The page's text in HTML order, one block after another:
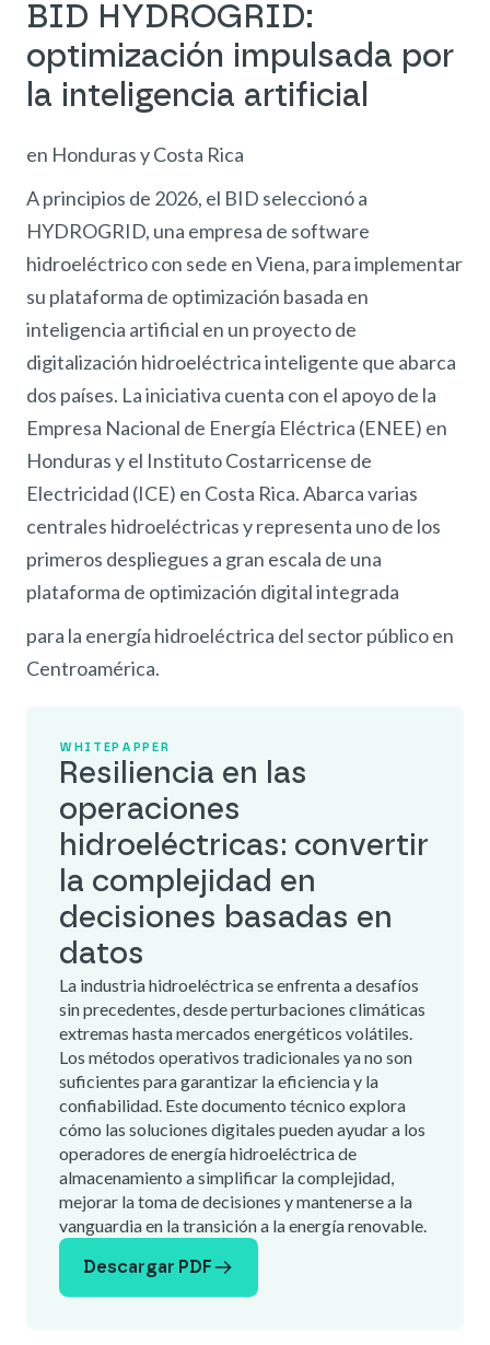
BID HYDROGRID:
optimización impulsada por
la inteligencia artificial
en Honduras y Costa Rica
A principios de 2026, el BID seleccionó a
HYDROGRID, una empresa de software
hidroeléctrico con sede en Viena, para implementar
su plataforma de optimización basada en
inteligencia artificial en un proyecto de
digitalización hidroeléctrica inteligente que abarca
dos países. La iniciativa cuenta con el apoyo de la
Empresa Nacional de Energía Eléctrica (ENEE) en
Honduras y el Instituto Costarricense de
Electricidad (ICE) en Costa Rica. Abarca varias
centrales hidroeléctricas y representa uno de los
primeros despliegues a gran escala de una
plataforma de optimización digital integrada
para la energía hidroeléctrica del sector público en
Centroamérica.
WHITEPAPPER
Resiliencia en las
operaciones
hidroeléctricas: convertir
la complejidad en
decisiones basadas en
datos
La industria hidroeléctrica se enfrenta a desafíos
sin precedentes, desde perturbaciones climáticas
extremas hasta mercados energéticos volátiles.
Los métodos operativos tradicionales ya no son
suficientes para garantizar la eficiencia y la
confiabilidad. Este documento técnico explora
cómo las soluciones digitales pueden ayudar a los
operadores de energía hidroeléctrica de
almacenamiento a simplificar la complejidad,
mejorar la toma de decisiones y mantenerse a la
vanguardia en la transición a la energía renovable.
Descargar PDF